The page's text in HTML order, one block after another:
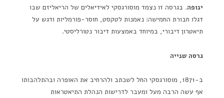
ינופה. בגרסה זו נצמד מוסורגסקי לאידיאלים של הריאליזם שבו
דגלו חבורת החמישה: נאמנות לטקסט, חוסר-פורמליות ודגש על
תיאטרון דיבורי, במיוחד באמצעות דיבור נטורליסטי.
גרסה שנייה
ב-1871, מוסורגסקי החל לשכתב ולהרחיב את האופרה ובהתלהבותו
אף עשה הרבה מעל ומעבר לדרישות הנהלת התיאטראות